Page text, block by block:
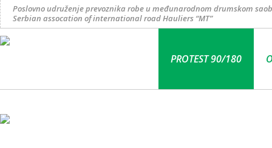
Poslovno udruženje prevoznika robe u međunarodnom drumskom
Serbian assocation of international road Hauliers “MT”
PROTEST 90/180